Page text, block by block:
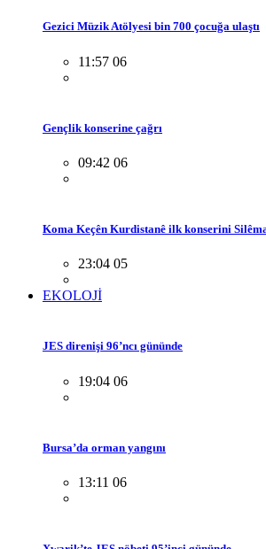
Gezici Müzik Atölyesi bin 700 çocuğa ulaştı
11:57 06
Gençlik konserine çağrı
09:42 06
Koma Keçên Kurdistanê ilk konserini
23:04 05
EKOLOJİ
JES direnişi 96’ncı gününde
19:04 06
Bursa’da orman yangını
13:11 06